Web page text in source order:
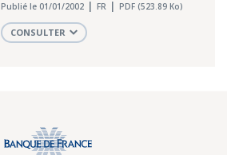
Publié le 01/01/2002 FR PDF (523.89 Ko)
CONSULTER